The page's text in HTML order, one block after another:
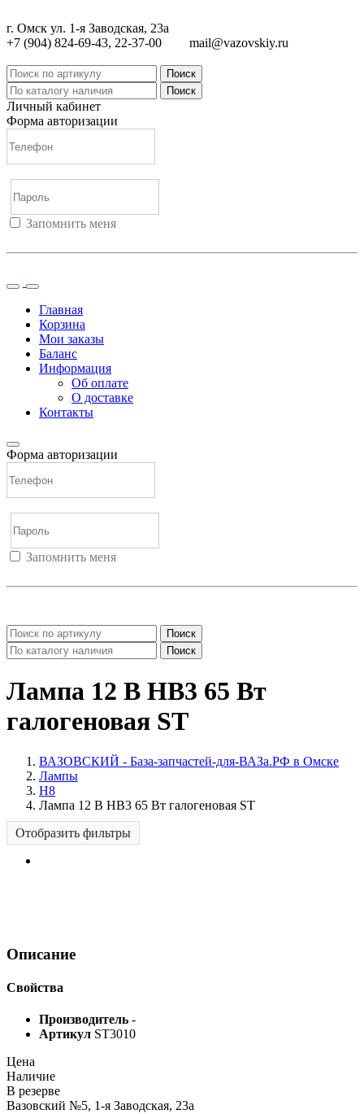
г. Омск ул. 1-я Заводская, 23а
+7 (904) 824-69-43, 22-37-00
mail@vazovskiy.ru
Поиск
Поиск
Личный кабинет
Форма авторизации
Запомнить меня
Главная
Корзина
Мои заказы
Баланс
Информация
Об оплате
О доставке
Контакты
Форма авторизации
Запомнить меня
Поиск
Поиск
Лампа 12 B HB3 65 Вт
галогеновая ST
ВАЗОВСКИЙ - База-запчастей-для-ВАЗа.РФ в Омске
Лампы
H8
Лампа 12 B HB3 65 Вт галогеновая ST
Отобразить фильтры
Описание
Свойства
Производитель -
Артикул ST3010
Цена
Наличие
В резерве
Вазовский №5, 1-я Заводская, 23а